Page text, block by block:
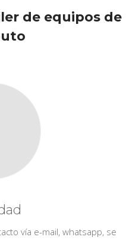
de equipos de
vía e-mail, whatsapp, se